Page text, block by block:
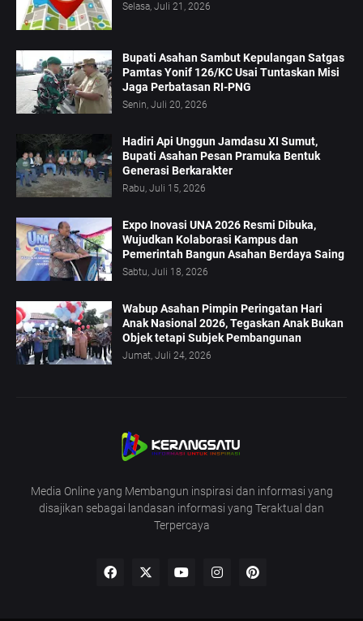
Selasa, Juli 21, 2026
Bupati Asahan Sambut Kepulangan Satgas
Pamtas Yonif 126/KC Usai Tuntaskan Misi
Jaga Perbatasan RI-PNG
Senin, Juli 20, 2026
Hadiri Api Unggun Jamdasu XI Sumut,
Bupati Asahan Pesan Pramuka Bentuk
Generasi Berkarakter
Rabu, Juli 15, 2026
Expo Inovasi UNA 2026 Resmi Dibuka,
Wujudkan Kolaborasi Kampus dan
Pemerintah Bangun Asahan Berdaya Saing
Sabtu, Juli 18, 2026
Wabup Asahan Pimpin Peringatan Hari
Anak Nasional 2026, Tegaskan Anak Bukan
Objek tetapi Subjek Pembangunan
Jumat, Juli 24, 2026
Media Online yang Membangun inspirasi dan informasi yang
disajikan sebagai landasan informasi yang Teraktual dan
Terpercaya